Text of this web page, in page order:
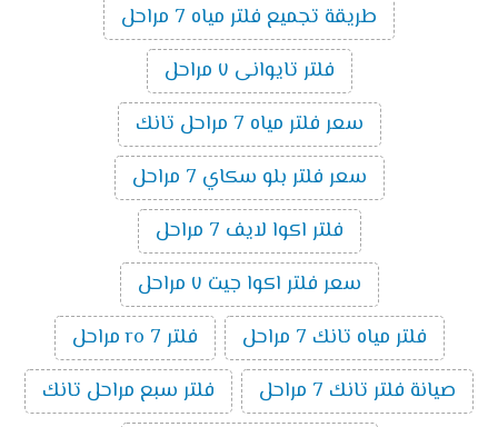
طريقة تجميع فلتر مياه 7 مراحل
فلتر تايوانى ٧ مراحل
سعر فلتر مياه 7 مراحل تانك
سعر فلتر بلو سكاي 7 مراحل
فلتر اكوا لايف 7 مراحل
سعر فلتر اكوا جيت ٧ مراحل
فلتر مياه تانك 7 مراحل
فلتر ro 7 مراحل
صيانة فلتر تانك 7 مراحل
فلتر سبع مراحل تانك